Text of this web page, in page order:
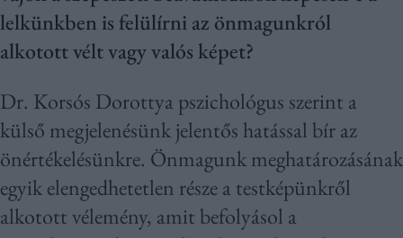
lelkünkben is felülírni az önmagunkról
alkotott vélt vagy valós képet?
Dr. Korsós Dorottya pszichológus szerint a
külső megjelenésünk jelentős hatással bír az
önértékelésünkre. Önmagunk meghatározásának
egyik elengedhetetlen része a testképünkről
alkotott vélemény, amit befolyásol a